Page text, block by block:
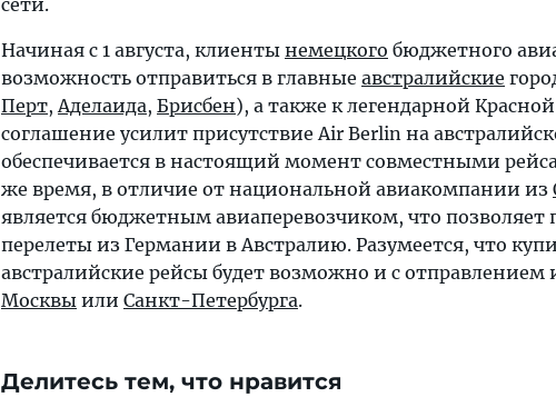
сети.
Начиная с 1 августа, клиенты немецкого бюджетного
возможность отправиться в главные австралийские
Перт,Аделаида, Брисбен), а также к легендарной
соглашение усилит присутствие Air Berlin на
обеспечивается в настоящий момент совместными
же время, в отличие от национальной авиакомпании из
является бюджетным авиаперевозчиком, что позволяет
перелеты из Германии в Австралию. Разумеется, что
австралийские рейсы будет возможно и с отправлением
Москвы или Санкт-Петербурга.
Делитесь тем, что нравится